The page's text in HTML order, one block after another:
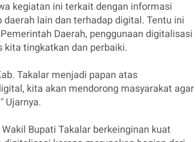
kegiatan ini terkait dengan informasi
lain dan terhadap digital. Tentu ini
Daerah, penggunaan digitalisasi
kita tingkatkan dan perbaiki.
Takalar menjadi papan atas
kita akan mendorong masyarakat agar
Ujarnya.
Bupati Takalar berkeinginan kuat